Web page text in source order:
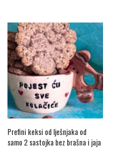
Prefini keksi od lješnjaka od
samo 2 sastojka bez brašna i jaja